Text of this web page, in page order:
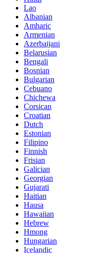
Lao
Albanian
Amharic
Armenian
Azerbaijani
Belarusian
Bengali
Bosnian
Bulgarian
Cebuano
Chichewa
Corsican
Croatian
Dutch
Estonian
Filipino
Finnish
Frisian
Galician
Georgian
Gujarati
Haitian
Hausa
Hawaiian
Hebrew
Hmong
Hungarian
Icelandic